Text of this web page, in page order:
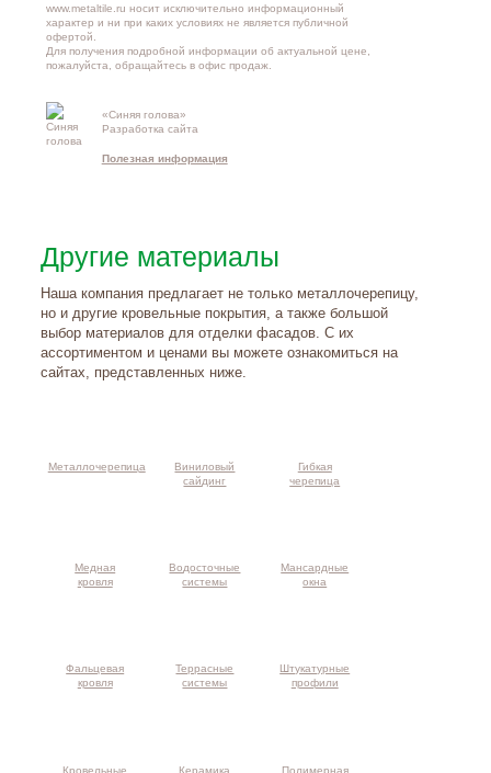
www.metaltile.ru носит исключительно информационный
характер и ни при каких условиях не является публичной
офертой.
Для получения подробной информации об актуальной цене,
пожалуйста, обращайтесь в офис продаж.
«Синяя голова»
Разработка сайта
Полезная информация
Другие материалы
Наша компания предлагает не только металлочерепицу,
но и другие кровельные покрытия, а также большой
выбор материалов для отделки фасадов. С их
ассортиментом и ценами вы можете ознакомиться на
сайтах, представленных ниже.
Металлочерепица
Виниловый
сайдинг
Гибкая
черепица
Медная
кровля
Водосточные
системы
Мансардные
окна
Фальцевая
кровля
Террасные
системы
Штукатурные
профили
Кровельные Керамика Полимерная